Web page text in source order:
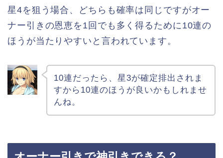
星4を狙う場合、どちらも確率は同じですがオー
ナー引きの恩恵を1回でも多く得るために10連の
ほうが当たりやすいと言われています。
10連だったら、星3が確定排出されま
すから10連のほうが良いかもしれませ
んね。